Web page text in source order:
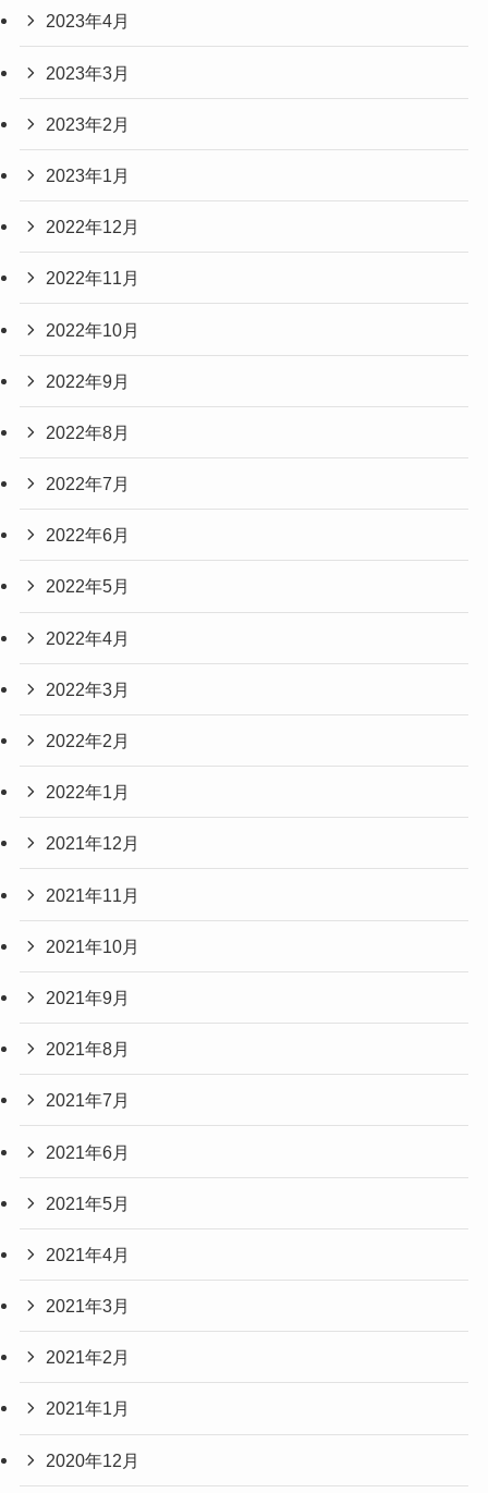
2023年4月
2023年3月
2023年2月
2023年1月
2022年12月
2022年11月
2022年10月
2022年9月
2022年8月
2022年7月
2022年6月
2022年5月
2022年4月
2022年3月
2022年2月
2022年1月
2021年12月
2021年11月
2021年10月
2021年9月
2021年8月
2021年7月
2021年6月
2021年5月
2021年4月
2021年3月
2021年2月
2021年1月
2020年12月